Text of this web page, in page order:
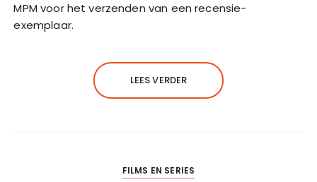
MPM voor het verzenden van een recensie-
exemplaar.
LEES VERDER
FILMS EN SERIES